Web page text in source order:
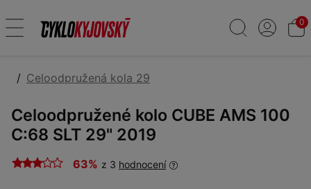
0
Celoodpružená kola 29
Celoodpružené kolo CUBE AMS 100
C:68 SLT 29" 2019
63% z 3 hodnocení